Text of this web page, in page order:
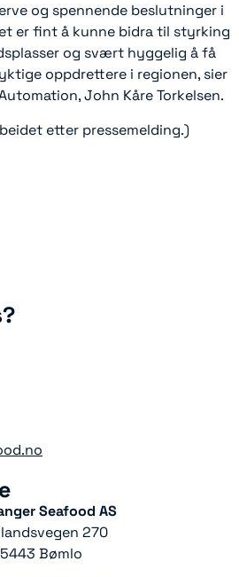
og spennende beslutninger i
er fint å kunne bidra til styrking
og svært hyggelig å få
oppdrettere i regionen, sier
John Kåre Torkelsen.
etter pressemelding.)
Seafood AS
270
5443 Bømlo